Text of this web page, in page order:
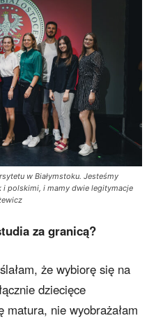
w Białymstoku. Jesteśmy
i polskimi, i mamy dwie legitymacje
za granicą?
że wybiorę się na
dziecięce
matura, nie wyobrażałam